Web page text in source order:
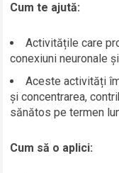
Cum te ajută:
Activitățile care
conexiuni neuronale
Aceste activități
și concentrarea,
sănătos pe termen
Cum să o aplici: